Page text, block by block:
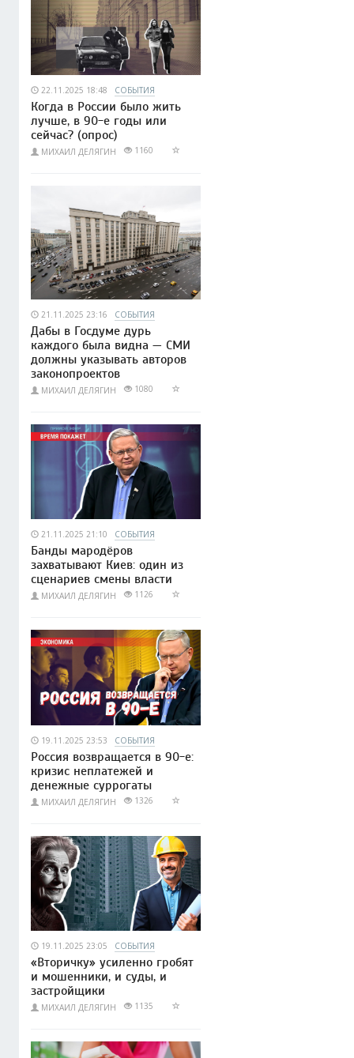
22.11.2025 18:48 СОБЫТИЯ
Когда в России было жить
лучше, в 90-е годы или
сейчас? (опрос)
МИХАИЛ ДЕЛЯГИН 1160
21.11.2025 23:16 СОБЫТИЯ
Дабы в Госдуме дурь
каждого была видна — СМИ
должны указывать авторов
законопроектов
МИХАИЛ ДЕЛЯГИН 1080
21.11.2025 21:10 СОБЫТИЯ
Банды мародёров
захватывают Киев: один из
сценариев смены власти
МИХАИЛ ДЕЛЯГИН 1126
19.11.2025 23:53 СОБЫТИЯ
Россия возвращается в 90-е:
кризис неплатежей и
денежные суррогаты
МИХАИЛ ДЕЛЯГИН 1326
19.11.2025 23:05 СОБЫТИЯ
«Вторичку» усиленно гробят
и мошенники, и суды, и
застройщики
МИХАИЛ ДЕЛЯГИН 1135